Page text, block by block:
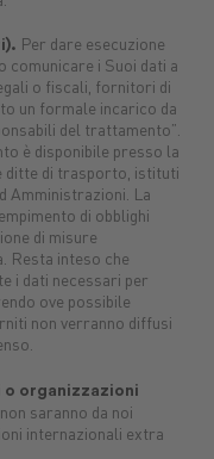
Combustibili
Per dare esecuzione
i Suoi dati a
o fiscali, fornitori di
un formale incarico da
del trattamento”.
è disponibile presso la
ditte di trasporto, istituti
Amministrazioni. La
di obblighi
di misure
Resta inteso che
i dati necessari per
ove possibile
non verranno diffusi
organizzazioni
saranno da noi
internazionali extra